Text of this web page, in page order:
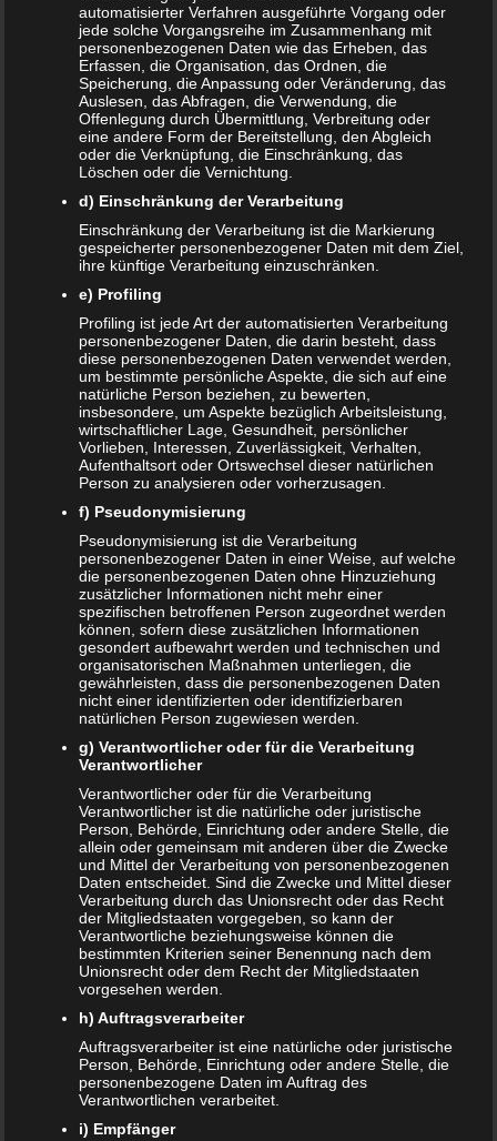
E-Mail-Adresse*
Ich habe die Datenschutzerklärungzur Kenntnis
genommen.
Datenschutzerklärung |Datenauszug|Datenschutzeinstellungen
Löschanfrage|Fotonachweise|Impressum
NEUE ARTIKEL
Das sind die vier Phasen der Eltern-Kind-Beziehung
Bildschirmzeit für Kinder: So viel ist wirklich genug!
Schwangerschaft – ein kurzer Überblick
Schwangerschaft: 1. Trimester
Babyhaut schützen: So gelingt es am besten!
NEUE KOMMENTARE
Schwanger von Affäre – was nun?
Kristin RudolphzuVollmachten für Kinder
zuVollmachten für Kinder
zuBRIO Angebote – Holzeisenbahnen besonders
günstig kaufen
SANDRAzuVollmachten für Kinder
NACHRICHTEN
Kinder- und Jugendstärkungsgesetz kommt
Familien profitieren vom Rekordhaushalt 2020
Cannabis in der Muttermilch nachweisbar
automatisierter Verfahren ausgeführte Vorgang oder
jede solche Vorgangsreihe im Zusammenhang mit
personenbezogenen Daten wie das Erheben, das
Erfassen, die Organisation, das Ordnen, die
Speicherung, die Anpassung oder Veränderung, das
Auslesen, das Abfragen, die Verwendung, die
Offenlegung durch Übermittlung, Verbreitung oder
eine andere Form der Bereitstellung, den Abgleich
oder die Verknüpfung, die Einschränkung, das
Löschen oder die Vernichtung.
d) Einschränkung der Verarbeitung
Einschränkung der Verarbeitung ist die Markierung
gespeicherter personenbezogener Daten mit dem Ziel,
ihre künftige Verarbeitung einzuschränken.
e) Profiling
Profiling ist jede Art der automatisierten Verarbeitung
personenbezogener Daten, die darin besteht, dass
diese personenbezogenen Daten verwendet werden,
um bestimmte persönliche Aspekte, die sich auf eine
natürliche Person beziehen, zu bewerten,
insbesondere, um Aspekte bezüglich Arbeitsleistung,
wirtschaftlicher Lage, Gesundheit, persönlicher
Vorlieben, Interessen, Zuverlässigkeit, Verhalten,
Aufenthaltsort oder Ortswechsel dieser natürlichen
Person zu analysieren oder vorherzusagen.
f) Pseudonymisierung
Pseudonymisierung ist die Verarbeitung
personenbezogener Daten in einer Weise, auf welche
die personenbezogenen Daten ohne Hinzuziehung
zusätzlicher Informationen nicht mehr einer
spezifischen betroffenen Person zugeordnet werden
können, sofern diese zusätzlichen Informationen
gesondert aufbewahrt werden und technischen und
organisatorischen Maßnahmen unterliegen, die
gewährleisten, dass die personenbezogenen Daten
nicht einer identifizierten oder identifizierbaren
natürlichen Person zugewiesen werden.
g) Verantwortlicher oder für die Verarbeitung
Verantwortlicher
Verantwortlicher oder für die Verarbeitung
Verantwortlicher ist die natürliche oder juristische
Person, Behörde, Einrichtung oder andere Stelle, die
allein oder gemeinsam mit anderen über die Zwecke
und Mittel der Verarbeitung von personenbezogenen
Daten entscheidet. Sind die Zwecke und Mittel dieser
Verarbeitung durch das Unionsrecht oder das Recht
der Mitgliedstaaten vorgegeben, so kann der
Verantwortliche beziehungsweise können die
bestimmten Kriterien seiner Benennung nach dem
Unionsrecht oder dem Recht der Mitgliedstaaten
vorgesehen werden.
h) Auftragsverarbeiter
Auftragsverarbeiter ist eine natürliche oder juristische
Person, Behörde, Einrichtung oder andere Stelle, die
personenbezogene Daten im Auftrag des
Verantwortlichen verarbeitet.
i) Empfänger